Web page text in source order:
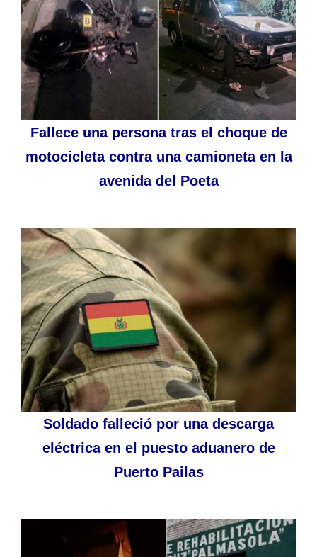
Fallece una persona tras el choque de
motocicleta contra una camioneta en la
avenida del Poeta
Soldado falleció por una descarga
eléctrica en el puesto aduanero de
Puerto Pailas